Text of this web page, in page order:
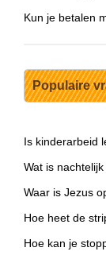
Kun je betalen
Populaire
Is kinderarbeid
Wat is
Waar is Jezus
Hoe heet de
Hoe kan je